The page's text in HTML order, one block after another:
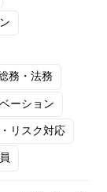
務・法務
ーション
リスク対応